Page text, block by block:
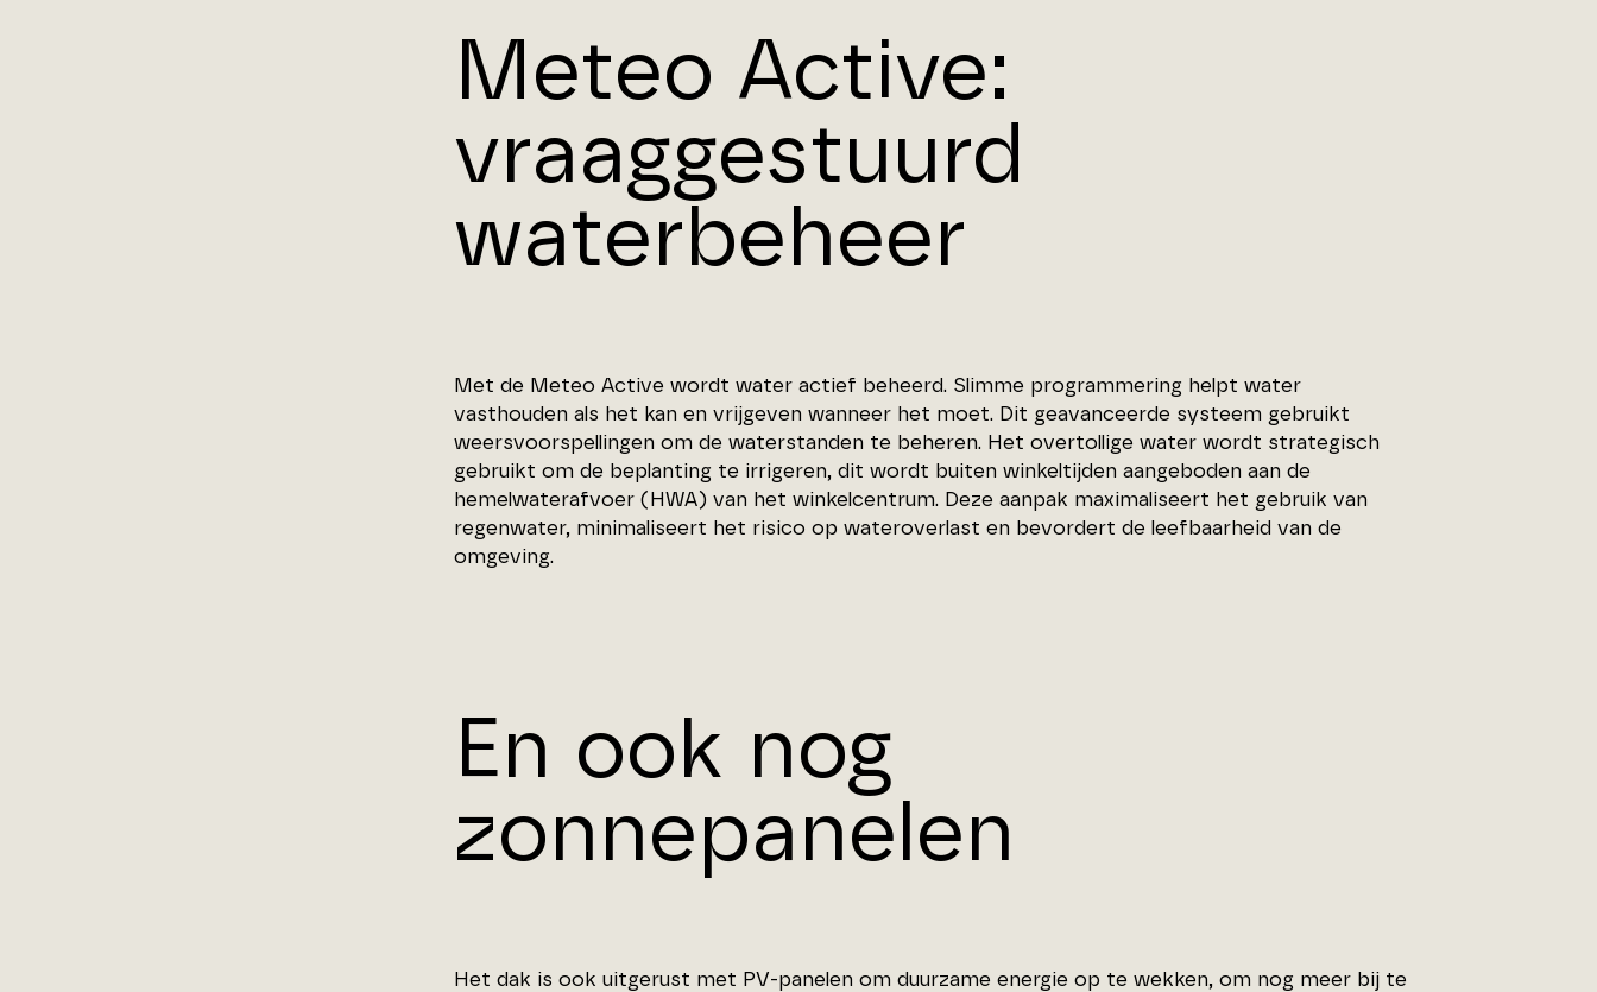
Meteo Active:
vraaggestuurd
waterbeheer
Met de Meteo Active wordt water actief beheerd. Slimme programmering helpt water
vasthouden als het kan en vrijgeven wanneer het moet. Dit geavanceerde systeem gebruikt
weersvoorspellingen om de waterstanden te beheren. Het overtollige water wordt strategisch
gebruikt om de beplanting te irrigeren, dit wordt buiten winkeltijden aangeboden aan de
hemelwaterafvoer (HWA) van het winkelcentrum. Deze aanpak maximaliseert het gebruik van
regenwater, minimaliseert het risico op wateroverlast en bevordert de leefbaarheid van de
omgeving.
En ook nog
zonnepanelen
Het dak is ook uitgerust met PV-panelen om duurzame energie op te wekken, om nog meer bij te